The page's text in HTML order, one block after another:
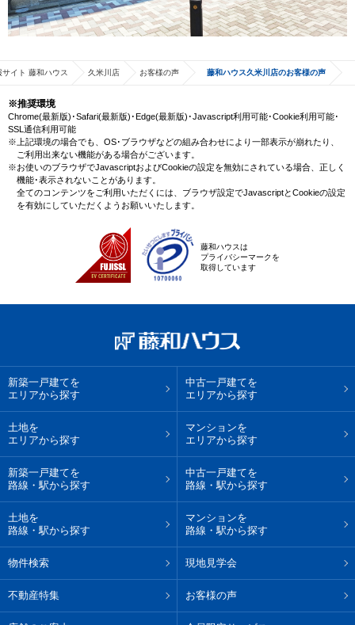
イト 藤和ハウス 久米川店 お客様の声 藤和ハウス久米川店のお客様の声
※推奨環境
Chrome(最新版)･Safari(最新版)･Edge(最新版)･Javascript利用可能･Cookie利用可能･
SSL通信利用可能
※上記環境の場合でも、OS･ブラウザなどの組み合わせにより一部表示が崩れたり、
ご利用出来ない機能がある場合がございます。
※お使いのブラウザでJavascriptおよびCookieの設定を無効にされている場合、正しく
機能･表示されないことがあります。
全てのコンテンツをご利用いただくには、ブラウザ設定でJavascriptとCookieの設定
を有効にしていただくようお願いいたします。
藤和ハウスは
プライバシーマークを
取得しています
新築一戸建てを
エリアから探す
中古一戸建てを
エリアから探す
土地を
エリアから探す
マンションを
エリアから探す
新築一戸建てを
路線・駅から探す
中古一戸建てを
路線・駅から探す
土地を
路線・駅から探す
マンションを
路線・駅から探す
物件検索 現地見学会
不動産特集 お客様の声